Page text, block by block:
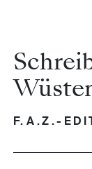
F.A.Z.-